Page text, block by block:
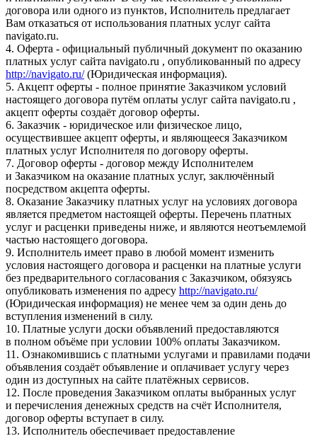
договора или одного из пунктов, Исполнитель предлагает
Вам отказаться от использования платных услуг сайта
navigato.ru.
4. Оферта - официальный публичный документ по оказанию
платных услуг сайта navigato.ru , опубликованный по адресу
http://navigato.ru/(Юридическая информация).
5. Акцепт оферты - полное принятие Заказчиком условий
настоящего договора путём оплаты услуг сайта navigato.ru ,
акцепт оферты создаёт договор оферты.
6. Заказчик - юридическое или физическое лицо,
осуществившее акцепт оферты, и являющееся Заказчиком
платных услуг Исполнителя по договору оферты.
7. Договор оферты - договор между Исполнителем
и Заказчиком на оказание платных услуг, заключённый
посредством акцепта оферты.
8. Оказание Заказчику платных услуг на условиях договора
является предметом настоящей оферты. Перечень платных
услуг и расценки приведены ниже, и являются неотъемлемой
частью настоящего договора.
9. Исполнитель имеет право в любой момент изменить
условия настоящего договора и расценки на платные услуги
без предварительного согласования с Заказчиком, обязуясь
опубликовать изменения по адресу http://navigato.ru/
(Юридическая информация) не менее чем за один день до
вступления изменений в силу.
10. Платные услуги доски объявлений предоставляются
в полном объёме при условии 100% оплаты Заказчиком.
11. Ознакомившись с платными услугами и правилами подачи
объявления создаёт объявление и оплачивает услугу через
один из доступных на сайте платёжных сервисов.
12. После проведения Заказчиком оплаты выбранных услуг
и перечисления денежных средств на счёт Исполнителя,
договор оферты вступает в силу.
13. Исполнитель обеспечивает предоставление